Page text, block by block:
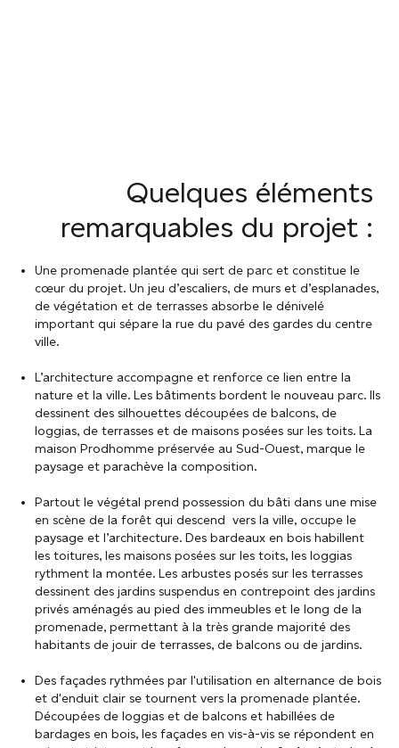
Quelques éléments
remarquables du projet :
Une promenade plantée qui sert de parc et constitue le
cœur du projet. Un jeu d’escaliers, de murs et d’esplanades,
de végétation et de terrasses absorbe le dénivelé
important qui sépare la rue du pavé des gardes du centre
ville.
L’architecture accompagne et renforce ce lien entre la
nature et la ville. Les bâtiments bordent le nouveau parc. Ils
dessinent des silhouettes découpées de balcons, de
loggias, de terrasses et de maisons posées sur les toits. La
maison Prodhomme préservée au Sud-Ouest, marque le
paysage et parachève la composition.
Partout le végétal prend possession du bâti dans une mise
en scène de la forêt qui descend vers la ville, occupe le
paysage et l’architecture. Des bardeaux en bois habillent
les toitures, les maisons posées sur les toits, les loggias
rythment la montée. Les arbustes posés sur les terrasses
dessinent des jardins suspendus en contrepoint des jardins
privés aménagés au pied des immeubles et le long de la
promenade, permettant à la très grande majorité des
habitants de jouir de terrasses, de balcons ou de jardins.
Des façades rythmées par l'utilisation en alternance de bois
et d'enduit clair se tournent vers la promenade plantée.
Découpées de loggias et de balcons et habillées de
bardages en bois, les façades en vis-à-vis se répondent en